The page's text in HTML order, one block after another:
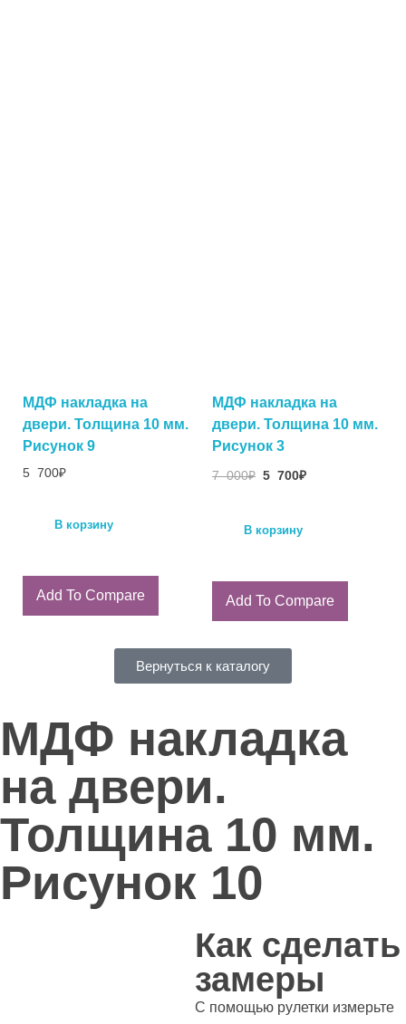
МДФ накладка на
двери. Толщина 10 мм.
Рисунок 9
5 700₽
В корзину
Add To Compare
МДФ накладка на
двери. Толщина 10 мм.
Рисунок 3
7 000₽ 5 700₽
В корзину
Add To Compare
Вернуться к каталогу
МДФ накладка
на двери.
Толщина 10 мм.
Рисунок 10
Как сделать
замеры
С помощью рулетки измерьте